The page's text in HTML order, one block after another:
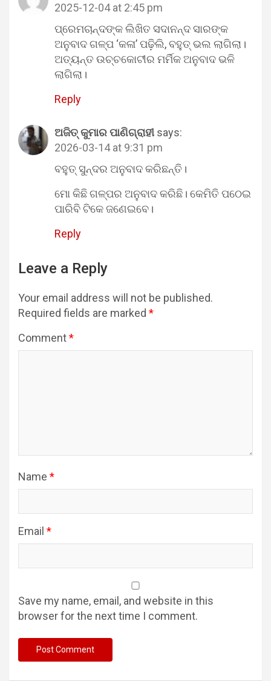
2025-12-04 at 2:45 pm
ପ୍ରେମଚାନ୍ଦଙ୍କ ଲିଖିତ ସଦାନନ୍ଦ ସାରଙ୍କ
ଅନୁବାଦ ଗଳ୍ପ ‘କଳା’ ପଢ଼ିଲି, ବହୁତ୍ ଭଲ ଲାଗିଲା।
ଅତ୍ୟନ୍ତ ଉଚ୍ଚକୋଟୀର ମର୍ମିକ ଅନୁବାଦ ଭଳି
ଲାଗିଲା।
Reply
ଅଜିତ୍ କୁମାର ପାଣିଗ୍ରାହୀ says:
2026-03-14 at 9:31 pm
ବହୁତ୍ ସୁନ୍ଦର ଅନୁବାଦ କରିଛନ୍ତି।
ମୋ କିଛି ଗଳ୍ପର ଅନୁବାଦ କରିଛି। କେମିତି ପଠେଇ
ପାରିବି ଟିକେ ଜଣେଇବେ।
Reply
Leave a Reply
Your email address will not be published.
Required fields are marked *
Comment*
Name *
Email *
Save my name, email, and website in this
browser for the next time I comment.